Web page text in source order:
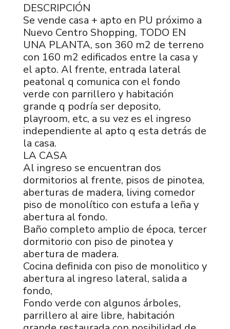
DESCRIPCIÓN
Se vende casa + apto en PU próximo a
Nuevo Centro Shopping, TODO EN
UNA PLANTA, son 360 m2 de terreno
con 160 m2 edificados entre la casa y
el apto. Al frente, entrada lateral
peatonal q comunica con el fondo
verde con parrillero y habitación
grande q podría ser deposito,
playroom, etc, a su vez es el ingreso
independiente al apto q esta detrás de
la casa.
LA CASA
Al ingreso se encuentran dos
dormitorios al frente, pisos de pinotea,
aberturas de madera, living comedor
piso de monolítico con estufa a leña y
abertura al fondo.
Baño completo amplio de época, tercer
dormitorio con piso de pinotea y
abertura de madera.
Cocina definida con piso de monolitico y
abertura al ingreso lateral, salida a
fondo,
Fondo verde con algunos árboles,
parrillero al aire libre, habitación